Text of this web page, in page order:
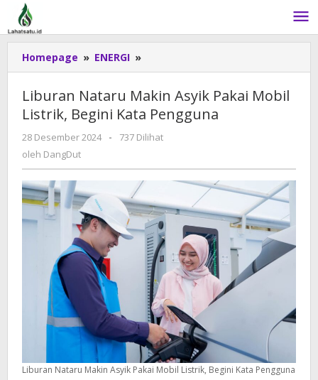
Lewati
konten
Homepage » ENERGI »
Nataru
Makin
Asyik
Pakai
Mobil
Liburan Nataru Makin Asyik Pakai Mobil
Listrik, Begini Kata Pengguna
28 Desember 2024
oleh
-
737 Dilihat
oleh DangDut
Liburan Nataru Makin Asyik Pakai Mobil Listrik, Begini Kata Pengguna